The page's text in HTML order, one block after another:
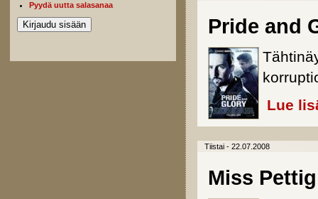
Pyydä uutta salasanaa
Pride and
Lue
Tiistai - 22.07.2008
Miss